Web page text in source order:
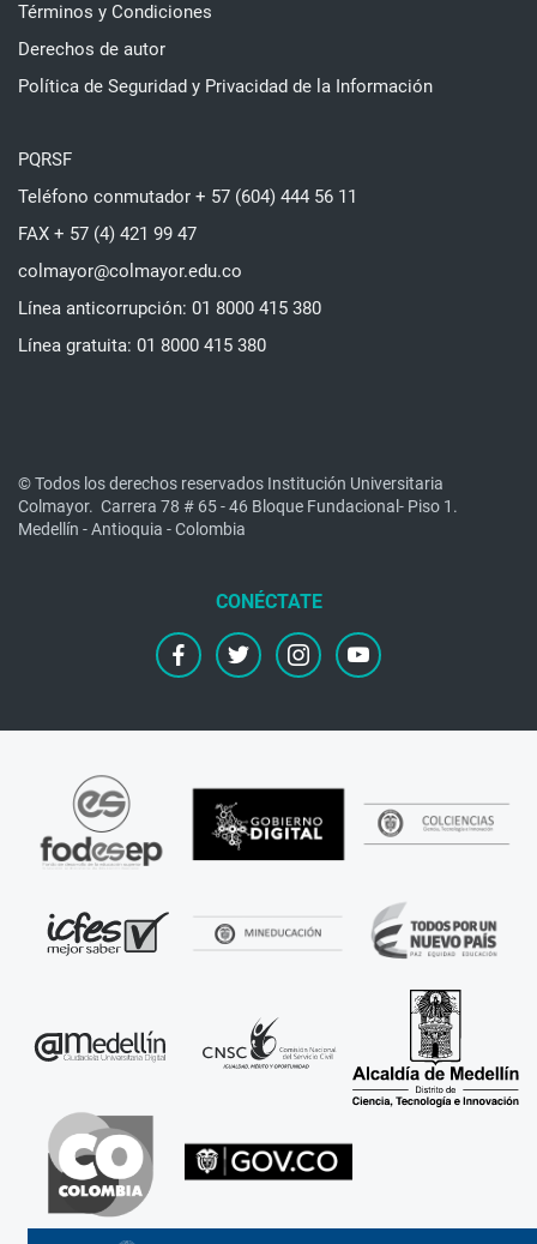
Términos y Condiciones
Derechos de autor
Política de Seguridad y Privacidad de la Información
PQRSF
Teléfono conmutador + 57 (604) 444 56 11
FAX + 57 (4) 421 99 47
colmayor@colmayor.edu.co
Línea anticorrupción: 01 8000 415 380
Línea gratuita: 01 8000 415 380
© Todos los derechos reservados Institución Universitaria
Colmayor. Carrera 78 # 65 - 46 Bloque Fundacional- Piso 1.
Medellín - Antioquia - Colombia
facebooktwitter instagramyoutube